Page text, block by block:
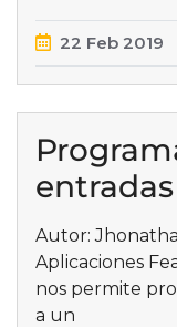
22 Feb 2019
Autor:
Aplicaciones
nos permite
a un